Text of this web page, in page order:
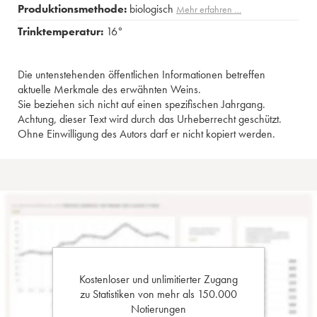
Produktionsmethode: biologisch Mehr erfahren …
Trinktemperatur: 16°
Die untenstehenden öffentlichen Informationen betreffen
aktuelle Merkmale des erwähnten Weins.
Sie beziehen sich nicht auf einen spezifischen Jahrgang.
Achtung, dieser Text wird durch das Urheberrecht geschützt.
Ohne Einwilligung des Autors darf er nicht kopiert werden.
Kostenloser und unlimitierter Zugang
zu Statistiken von mehr als 150.000
Notierungen